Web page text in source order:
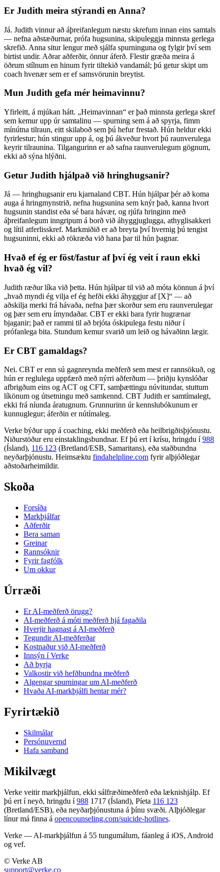
Er Judith meira stýrandi en Anna?
Já. Judith vinnur að áþreifanlegum næstu skrefum innan eins samtals
— nefna aðstæðurnar, prófa hugsunina, skipuleggja minnsta gerlega
skrefið. Anna situr lengur með sjálfa spurninguna og fylgir því sem
birtist undir. Aðrar aðferðir, önnur áferð. Flestir græða meira á
öðrum stílnum en hinum fyrir tiltekið vandamál; þú getur skipt um
coach hvenær sem er ef samsvörunin breytist.
Mun Judith gefa mér heimavinnu?
Yfirleitt, á mjúkan hátt. „Heimavinnan“ er það minnsta gerlega skref
sem kemur upp úr samtalinu — spurning sem á að spyrja, fimm
mínútna tilraun, eitt skilaboð sem þú hefur frestað. Hún heldur ekki
fyrirlestur; hún stingur upp á, og þú ákveður hvort þú raunverulega
keyrir tilraunina. Tilgangurinn er að safna raunverulegum gögnum,
ekki að sýna hlýðni.
Getur Judith hjálpað við hringhugsanir?
Já — hringhugsanir eru kjarnaland CBT. Hún hjálpar þér að koma
auga á hringmynstrið, nefna hugsunina sem knýr það, kanna hvort
hugsunin standist eða sé bara hávær, og rjúfa hringinn með
áþreifanlegum inngripum á borð við áhyggjuglugga, athyglisakkeri
og lítil atferlisskref. Markmiðið er að breyta því hvernig þú tengist
hugsuninni, ekki að rökræða við hana þar til hún þagnar.
Hvað ef ég er föst/fastur af því ég veit í raun ekki
hvað ég vil?
Judith ræður líka við þetta. Hún hjálpar til við að móta könnun á því
„hvað myndi ég vilja ef ég hefði ekki áhyggjur af [X]“ — að
aðskilja merki frá hávaða, nefna þær skorður sem eru raunverulegar
og þær sem eru ímyndaðar. CBT er ekki bara fyrir hugrænar
bjaganir; það er rammi til að brjóta óskipulega festu niður í
prófanlega bita. Stundum kemur svarið um leið og hávaðinn lægir.
Er CBT gamaldags?
Nei. CBT er enn sú gagnreynda meðferð sem mest er rannsökuð, og
hún er reglulega uppfærð með nýrri aðferðum — þriðju kynslóðar
afbrigðum eins og ACT og CFT, samþættingu núvitundar, stuttum
líkönum og útsetningu með samkennd. CBT Judith er samtímalegt,
ekki frá níunda áratugnum. Grunnurinn úr kennslubókunum er
kunnuglegur; áferðin er nútímaleg.
Verke býður upp á coaching, ekki meðferð eða heilbrigðisþjónustu.
Niðurstöður eru einstaklingsbundnar. Ef þú ert í krísu, hringdu í 988
(Ísland), 116 123 (Bretland/ESB, Samaritans), eða staðbundna
neyðarþjónustu. Heimsæktu findahelpline.com fyrir alþjóðlegar
aðstoðarheimildir.
Skoða
Forsíða
Markþjálfar
Aðferðir
Bera saman
Greinar
Rannsóknir
Fyrir fagfólk
Um okkur
Úrræði
Er AI-meðferð örugg?
AI-meðferð á móti meðferð hjá fagaðila
Hverjir hagnast á AI-meðferð
Tegundir AI-meðferðar
Kostnaður við AI-meðferð
Innsýn í Verke
Að byrja
Valkostir við hefðbundna meðferð
Algengar spurningar um AI-meðferð
Hvaða AI-markþjálfi hentar mér?
Fyrirtækið
Skilmálar
Persónuvernd
Hafa samband
Mikilvægt
Verke veitir markþjálfun, ekki sálfræðimeðferð eða læknishjálp. Ef
þú ert í neyð, hringdu í 988 1717 (Ísland), Píeta 116 123
(Bretland/ESB), eða neyðarþjónustuna á þínu svæði. Alþjóðlegar
línur má finna á opencounseling.com/suicide-hotlines.
Verke — AI-markþjálfun á 55 tungumálum, fáanleg á iOS, Android
og vef.
© Verke AB
support@verke.co